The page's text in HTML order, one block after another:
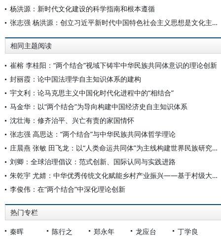
杨洪源：新时代文化建设的科学指南和根本遵循
张志强 杨洪源：创立习近平新时代中国特色社会主义思想是文化主体性的最有力体现
相同主题阅读
崔榕 李桂阳：“两个结合”视域下铸牢中华民族共同体意识的理论创新
封丽霞：论中国法理学自主知识体系的建构
宇文利：论马克思主义中国化时代化进程中的“相结合”
马金华：以“两个结合”为导向构建中国经济史自主知识体系
沈壮海：修齐治平、兴亡有责的家国情怀
张志强 高思达：“两个结合”与中华民族共同体哲学理论
庄晨燕 张敏 田飞龙：以“人类命运共同体”为主线构建世界民族研究自主知识体系
刘卿：全球治理倡议：范式创新、国际认同与实践进路
朱乾宇 尤婧：中华优秀传统文化赋能乡村产业振兴——基于村级大数据的实证研究
李俊伟：在“两个结合”中深化理论创新
热门专栏
秦晖 陈行之 郑永年 龙应台
丁学良